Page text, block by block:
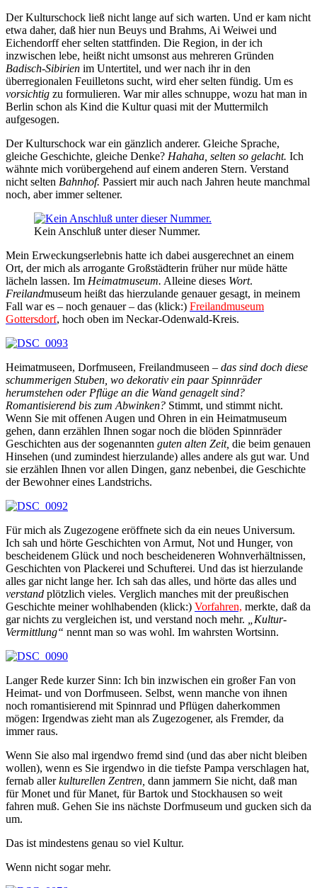
Der Kulturschock ließ nicht lange auf sich warten. Und er kam nicht
etwa daher, daß hier nun Beuys und Brahms, Ai Weiwei und
Eichendorff eher selten stattfinden. Die Region, in der ich
inzwischen lebe, heißt nicht umsonst aus mehreren Gründen
Badisch-Sibirien im Untertitel, und wer nach ihr in den
überregionalen Feuilletons sucht, wird eher selten fündig. Um es
vorsichtig zu formulieren. War mir alles schnuppe, wozu hat man in
Berlin schon als Kind die Kultur quasi mit der Muttermilch
aufgesogen.
Der Kulturschock war ein gänzlich anderer. Gleiche Sprache,
gleiche Geschichte, gleiche Denke? Hahaha, selten so gelacht. Ich
wähnte mich vorübergehend auf einem anderen Stern. Verstand
nicht selten Bahnhof. Passiert mir auch nach Jahren heute manchmal
noch, aber immer seltener.
Kein Anschluß unter dieser Nummer.
Mein Erweckungserlebnis hatte ich dabei ausgerechnet an einem
Ort, der mich als arrogante Großstädterin früher nur müde hätte
lächeln lassen. Im Heimatmuseum. Alleine dieses Wort.
Freilandmuseum heißt das hierzulande genauer gesagt, in meinem
Fall war es – noch genauer – das (klick:) Freilandmuseum
Gottersdorf, hoch oben im Neckar-Odenwald-Kreis.
Heimatmuseen, Dorfmuseen, Freilandmuseen – das sind doch diese
schummerigen Stuben, wo dekorativ ein paar Spinnräder
herumstehen oder Pflüge an die Wand genagelt sind?
Romantisierend bis zum Abwinken? Stimmt, und stimmt nicht.
Wenn Sie mit offenen Augen und Ohren in ein Heimatmuseum
gehen, dann erzählen Ihnen sogar noch die blöden Spinnräder
Geschichten aus der sogenannten guten alten Zeit, die beim genauen
Hinsehen (und zumindest hierzulande) alles andere als gut war. Und
sie erzählen Ihnen vor allen Dingen, ganz nebenbei, die Geschichte
der Bewohner eines Landstrichs.
Für mich als Zugezogene eröffnete sich da ein neues Universum.
Ich sah und hörte Geschichten von Armut, Not und Hunger, von
bescheidenem Glück und noch bescheideneren Wohnverhältnissen,
Geschichten von Plackerei und Schufterei. Und das ist hierzulande
alles gar nicht lange her. Ich sah das alles, und hörte das alles und
verstand plötzlich vieles. Verglich manches mit der preußischen
Geschichte meiner wohlhabenden (klick:) Vorfahren, merkte, daß da
gar nichts zu vergleichen ist, und verstand noch mehr.
„Kultur-
Vermittlung“ nennt man so was wohl. Im wahrsten Wortsinn.
Langer Rede kurzer Sinn: Ich bin inzwischen ein großer Fan von
Heimat- und von Dorfmuseen. Selbst, wenn manche von ihnen
noch romantisierend mit Spinnrad und Pflügen daherkommen
mögen: Irgendwas zieht man als Zugezogener, als Fremder, da
immer raus.
Wenn Sie also mal irgendwo fremd sind (und das aber nicht bleiben
wollen), wenn es Sie irgendwo in die tiefste Pampa verschlagen hat,
fernab allerkulturellen Zentren, dann jammern Sie nicht, daß man
für Monet und für Manet, für Bartok und Stockhausen so weit
fahren muß. Gehen Sie ins nächste Dorfmuseum und gucken sich da
um.
Das ist mindestens genau so viel Kultur.
Wenn nicht sogar mehr.